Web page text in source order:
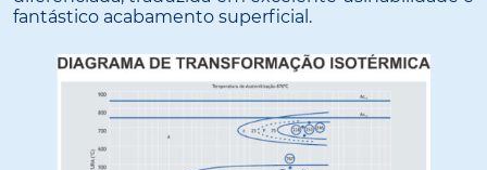
fantástico acabamento superficial.